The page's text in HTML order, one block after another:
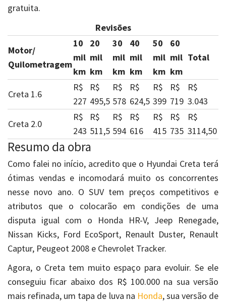
gratuita.
Revisões
Motor/
Quilometragem
10
mil
km
20
mil
km
30
mil
km
40
mil
km
50
mil
km
60
mil
km
Total
Creta 1.6
R$
227
R$
495,5
R$
578
R$
624,5
R$
399
R$
719
R$
3.043
Creta 2.0
R$
243
R$
511,5
R$
594
R$
616
R$
415
R$
735
R$
3114,50
Resumo da obra
Como falei no início, acredito que o Hyundai Creta terá
ótimas vendas e incomodará muito os concorrentes
nesse novo ano. O SUV tem preços competitivos e
atributos que o colocarão em condições de uma
disputa igual com o Honda HR-V, Jeep Renegade,
Nissan Kicks, Ford EcoSport, Renault Duster, Renault
Captur, Peugeot 2008 e Chevrolet Tracker.
Agora, o Creta tem muito espaço para evoluir. Se ele
conseguiu ficar abaixo dos R$ 100.000 na sua versão
mais refinada, um tapa de luva na Honda, sua versão de